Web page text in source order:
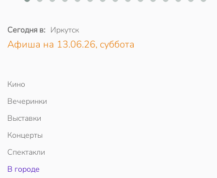
Сегодня в: Иркутск
Афиша на 13.06.26, суббота
Кино
Вечеринки
Выставки
Концерты
Спектакли
В городе